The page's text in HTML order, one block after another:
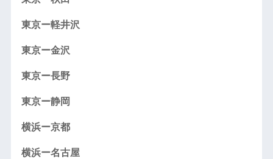
東京ー軽井沢
東京ー金沢
東京ー長野
東京ー静岡
横浜ー京都
横浜ー名古屋